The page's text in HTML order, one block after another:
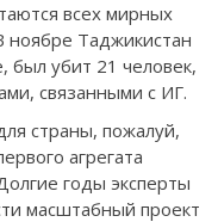
всех мирных
ноябре Таджикистан
был убит 21 человек,
связанными с ИГ.
страны, пожалуй,
агрегата
годы эксперты
масштабный проект